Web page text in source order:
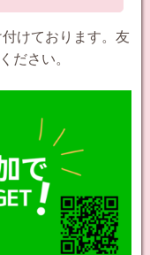
けております。友
ださい。